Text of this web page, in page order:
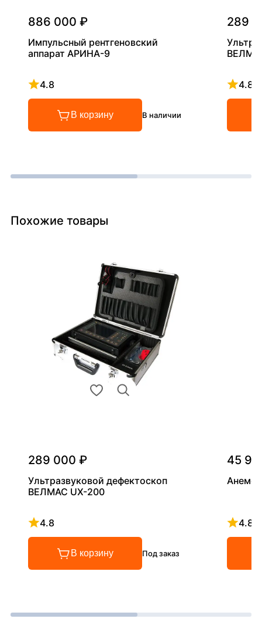
886 000 ₽
Импульсный рентгеновский
аппарат АРИНА-9
4.8
Рейтинг 4.8 из 5
В корзину В наличии
289
4.8
Похожие товары
289 000 ₽
Ультразвуковой дефектоскоп
ВЕЛМАС UX-200
4.8
Рейтинг 4.8 из 5
В корзину Под заказ
45
4.8